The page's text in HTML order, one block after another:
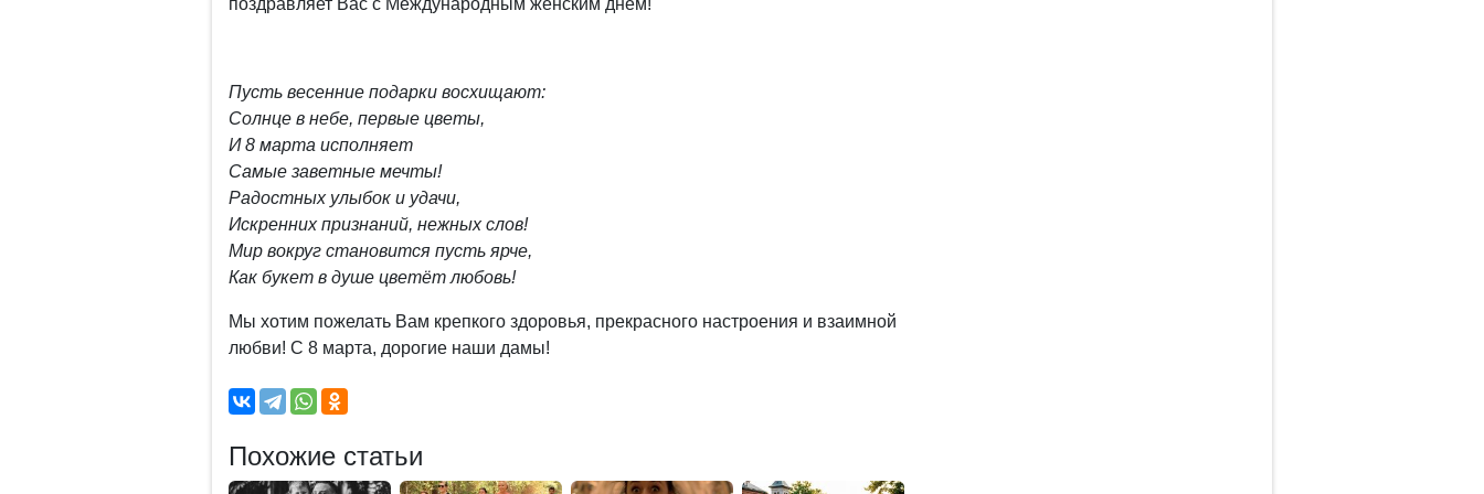
поздравляет Вас с Международным женским днем!
Пусть весенние подарки восхищают:
Солнце в небе, первые цветы,
И 8 марта исполняет
Самые заветные мечты!
Радостных улыбок и удачи,
Искренних признаний, нежных слов!
Мир вокруг становится пусть ярче,
Как букет в душе цветёт любовь!
Мы хотим пожелать Вам крепкого здоровья, прекрасного настроения и взаимной
любви! С 8 марта, дорогие наши дамы!
Похожие статьи